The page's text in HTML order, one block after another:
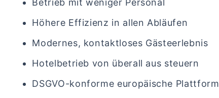
Betrieb mit weniger Personal
Höhere Effizienz in allen Abläufen
Modernes, kontaktloses Gästeerlebnis
Hotelbetrieb von überall aus steuern
DSGVO-konforme europäische Plattform